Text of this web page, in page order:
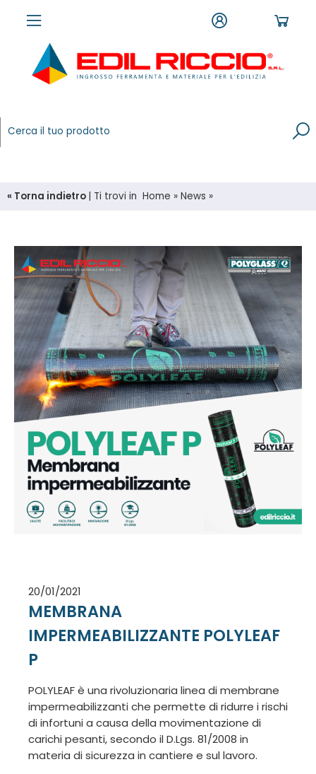
« Torna indietro Ti trovi in Home » News »
20/01/2021
MEMBRANA
IMPERMEABILIZZANTE POLYLEAF
P
POLYLEAF è una rivoluzionaria linea di membrane
impermeabilizzanti che permette di ridurre i rischi
di infortuni a causa della movimentazione di
carichi pesanti, secondo il D.Lgs. 81/2008 in
materia di sicurezza in cantiere e sul lavoro.